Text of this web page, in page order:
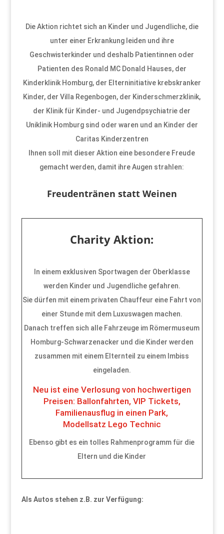
Die Aktion richtet sich an Kinder und Jugendliche, die
unter einer Erkrankung leiden und ihre
Geschwisterkinder und deshalb Patientinnen oder
Patienten des Ronald MC Donald Hauses, der
Kinderklinik Homburg, der Elterninitiative krebskranker
Kinder, der Villa Regenbogen, der Kinderschmerzklinik,
der Klinik für Kinder- und Jugendpsychiatrie der
Uniklinik Homburg sind oder waren und an Kinder der
Caritas Kinderzentren
Ihnen soll mit dieser Aktion eine besondere Freude
gemacht werden, damit ihre Augen strahlen:
Freudentränen statt Weinen
Charity Aktion:
In einem exklusiven Sportwagen der Oberklasse
werden Kinder und Jugendliche gefahren.
Sie dürfen mit einem privaten Chauffeur eine Fahrt von
einer Stunde mit dem Luxuswagen machen.
Danach treffen sich alle Fahrzeuge im Römermuseum
Homburg-Schwarzenacker und die Kinder werden
zusammen mit einem Elternteil zu einem Imbiss
eingeladen.
Neu ist eine Verlosung von hochwertigen
Preisen: Ballonfahrten, VIP Tickets,
Familienausflug in einen Park,
Modellsatz Lego Technic
Ebenso gibt es ein tolles Rahmenprogramm für die
Eltern und die Kinder
Als Autos stehen z.B. zur Verfügung: